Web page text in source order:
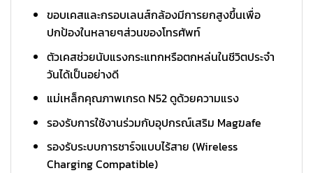
ขอบเคสและกรอบเลนส์กล้องมีการยกสูงขึ้นเพื่อ
ปกป้องในหลายๆส่วนของโทรศัพท์
ตัวเคสช่วยนับแรงกระแทกหรือตกหล่นในชีวิตประจำ
วันได้เป็นอย่างดี
แม่เหล็กคุณภาพเกรด N52 ดูด้วยความแรง
รองรับการใช้งานร่วมกับอุปกรณ์เสริม Magฆafe
รองรับระบบการชาร์จแบบไร้สาย (Wireless
Charging Compatible)